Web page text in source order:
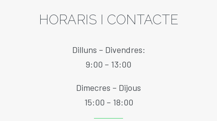
HORARIS I CONTACTE
Dilluns – Divendres:
9:00 – 13:00
Dimecres – Dijous
15:00 – 18:00